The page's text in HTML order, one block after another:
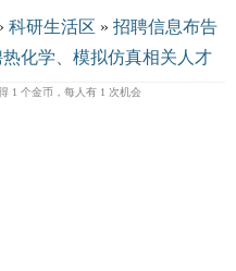
科研生活区 » 招聘信息布告
化学、模拟仿真相关人才
1 个金币，每人有 1 次机会